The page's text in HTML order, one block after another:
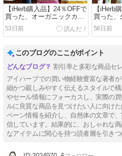
【iHerb購入品】24％OFFで
買った、オーガニックカカ
オパウダーやチポトレマヨ
ネーズなど
53日前
【iHerb
買った、
や、は
ルなど
58日前
このブログのここがポイント
割引率と多彩な商品セ
アイハーブでの買い物経験豊富な著者
細かつ親しみやすく伝えるスタイルで
やセール情報にフォーカスし、実際の
ルに良質な商品を見つけたい人に向け
ペーン情報を紹介し、自然体の文章で
信しています。結果的に、おしゃれな
なアイテムに関心を持つ読者層を引きつ